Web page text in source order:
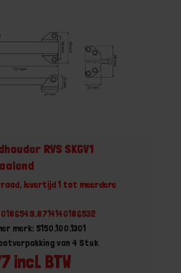
RVS SKGV1
levertijd 1 tot meerdere
merk: 5150.100.1301
incl. BTW
van 4 Stuk